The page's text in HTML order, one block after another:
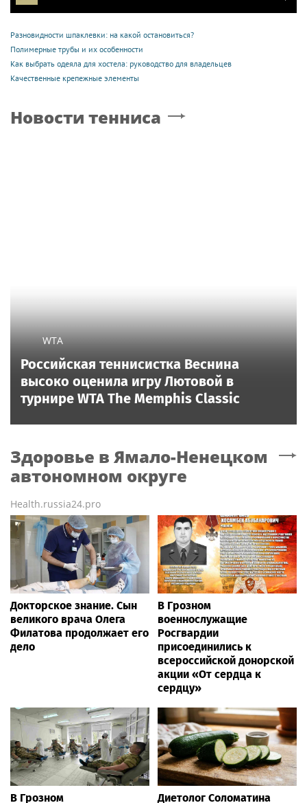
Разновидности шпаклевки: на какой остановиться?
Полимерные трубы и их особенности
Как выбрать одеяла для хостела: руководство для владельцев
Качественные крепежные элементы
Новости тенниса
WTA
Российская теннисистка Веснина
высоко оценила игру Лютовой в
турнире WTA The Memphis Classic
Здоровье в Ямало-Ненецком
автономном округе
Health.russia24.pro
Докторское знание. Сын
великого врача Олега
Филатова продолжает его
дело
В Грозном
военнослужащие
Росгвардии
присоединились к
всероссийской донорской
акции «От сердца к
сердцу»
В Грозном Диетолог Соломатина